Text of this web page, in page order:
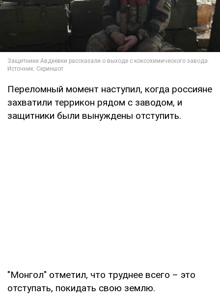
Переломный момент наступил, когда россияне
захватили террикон рядом с заводом, и
защитники были вынуждены отступить.
"Монгол" отметил, что труднее всего – это
отступать, покидать свою землю.